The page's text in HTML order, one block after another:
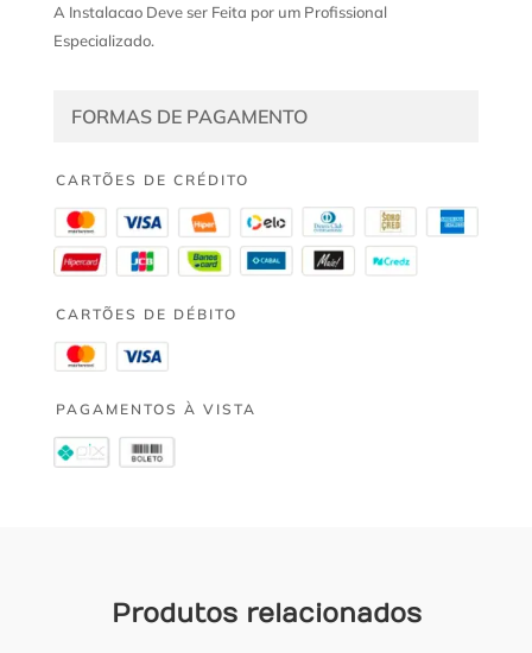
A Instalacao Deve ser Feita por um Profissional
Especializado.
FORMAS DE PAGAMENTO
CARTÕES DE CRÉDITO
CARTÕES DE DÉBITO
PAGAMENTOS À VISTA
Produtos relacionados